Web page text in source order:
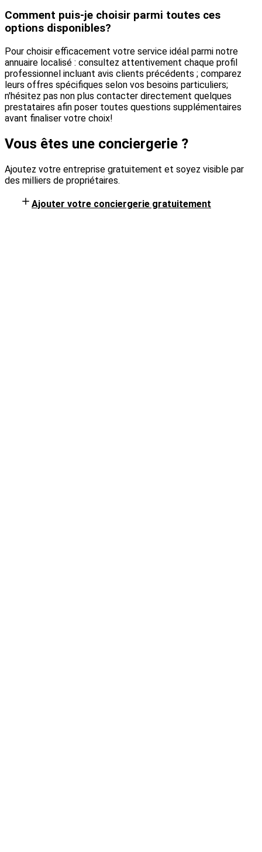
Comment puis-je choisir parmi toutes ces
options disponibles?
Pour choisir efficacement votre service idéal parmi notre
annuaire localisé : consultez attentivement chaque profil
professionnel incluant avis clients précédents ; comparez
leurs offres spécifiques selon vos besoins particuliers;
n'hésitez pas non plus contacter directement quelques
prestataires afin poser toutes questions supplémentaires
avant finaliser votre choix!
Vous êtes une conciergerie ?
Ajoutez votre entreprise gratuitement et soyez visible par
des milliers de propriétaires.
Ajouter votre conciergerie gratuitement